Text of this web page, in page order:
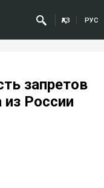
ҚАЗ РУС
запретов
России